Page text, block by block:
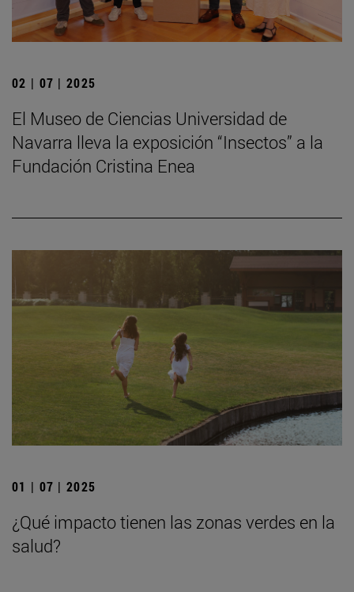
02 | 07 | 2025
El Museo de Ciencias Universidad de
Navarra lleva la exposición “Insectos” a la
Fundación Cristina Enea
01 | 07 | 2025
¿Qué impacto tienen las zonas verdes en la
salud?